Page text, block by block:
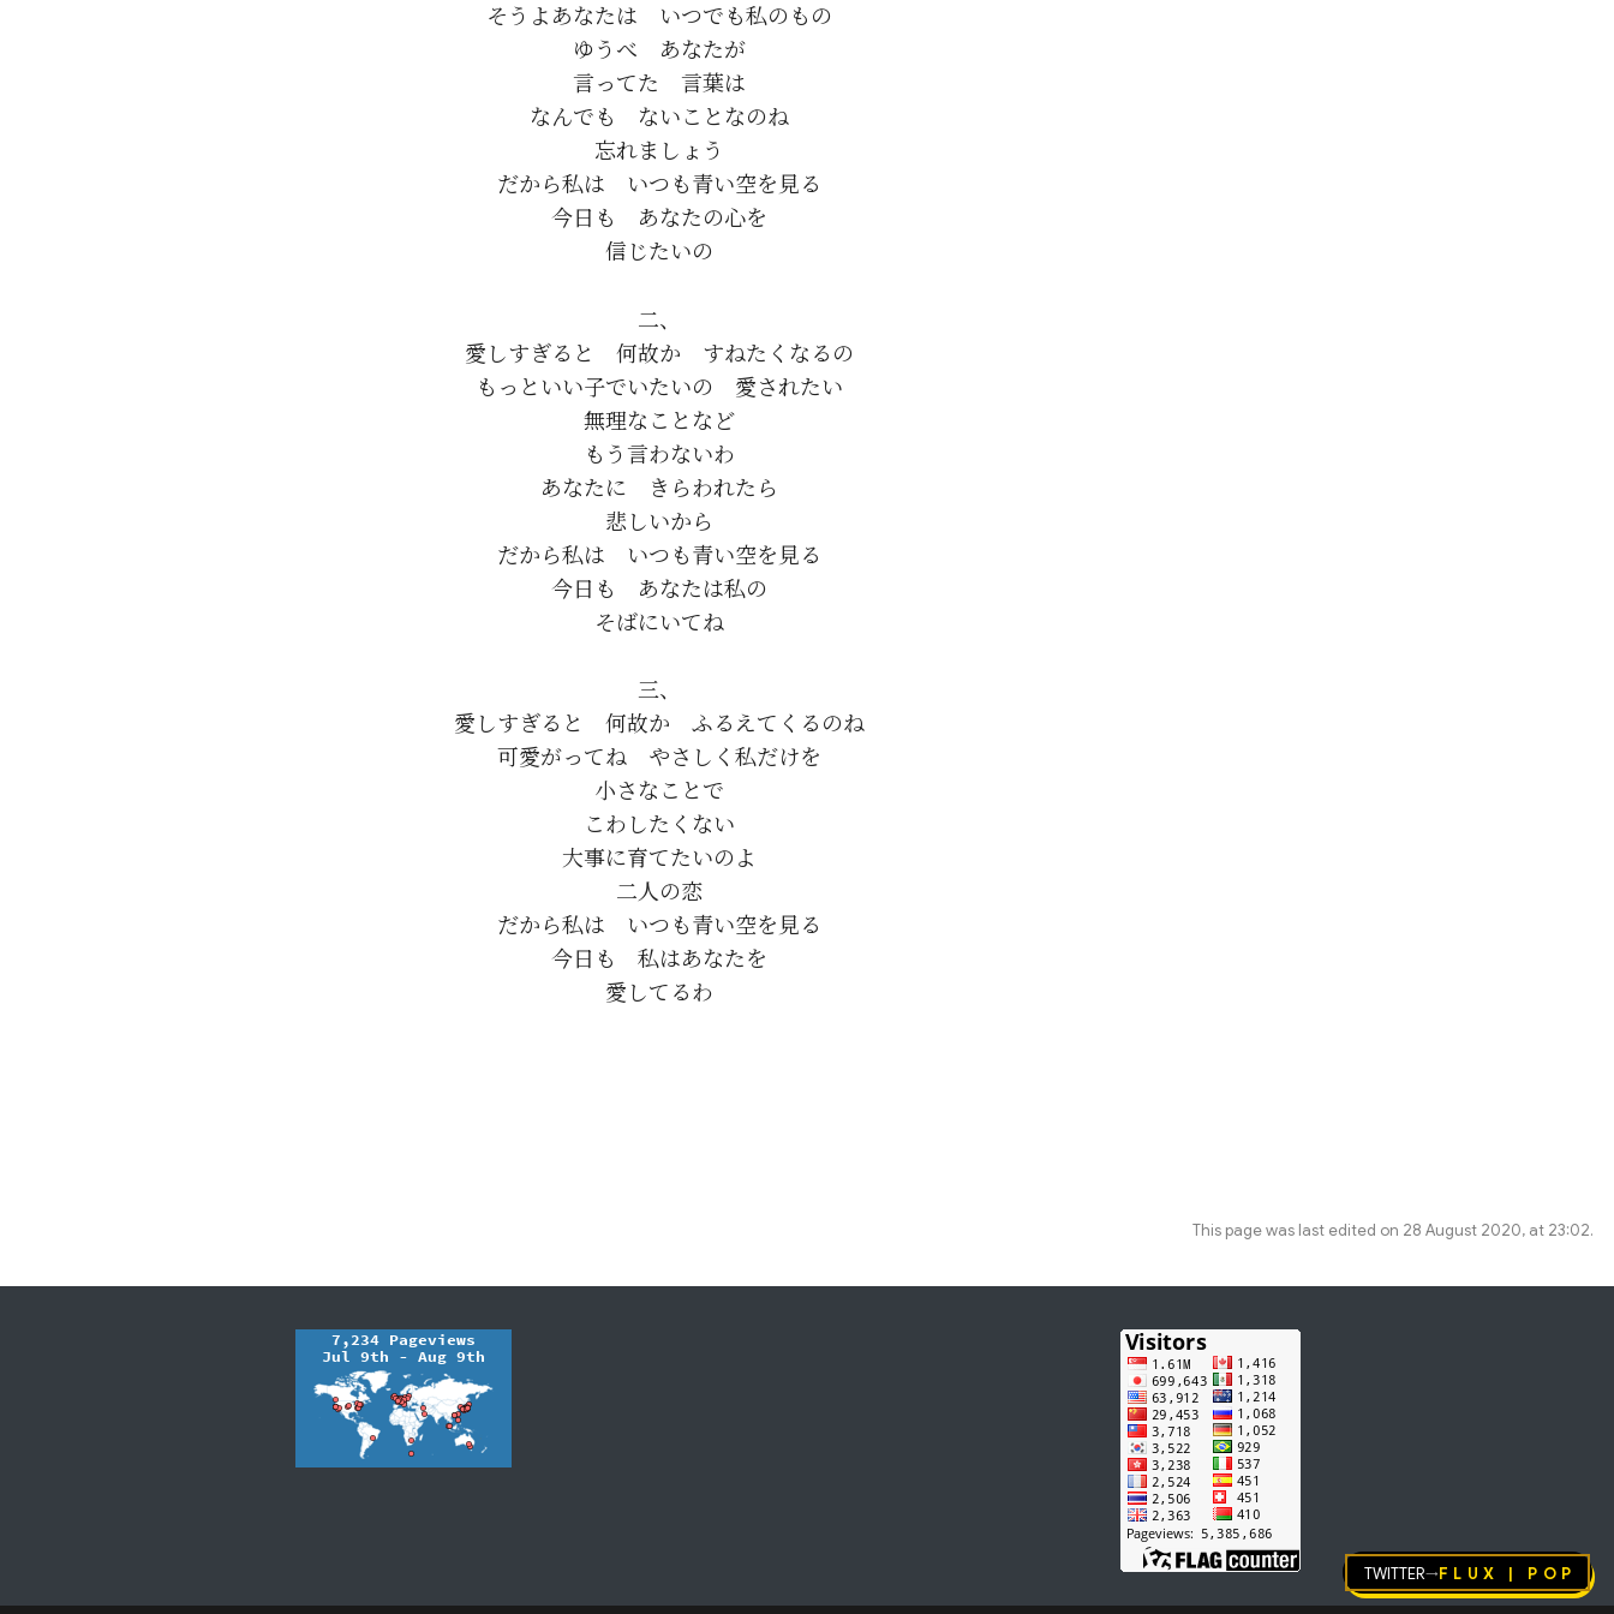
そうよあなたは　いつでも私のもの
ゆうべ　あなたが
言ってた　言葉は
なんでも　ないことなのね
忘れましょう
だから私は　いつも青い空を見る
今日も　あなたの心を
二、
愛しすぎると　何故か　すねたくなるの
もっといい子でいたいの　愛されたい
無理なことなど
もう言わないわ
あなたに　きらわれたら
悲しいから
だから私は　いつも青い空を見る
今日も　あなたは私の
三、
愛しすぎると　何故か　ふるえてくるのね
可愛がってね　やさしく私だけを
小さなことで
こわしたくない
大事に育てたいのよ
二人の恋
だから私は　いつも青い空を見る
今日も　私はあなたを
This page was last edited on 28 August 2020, at 23:02.
Twitter→FLUX | pop